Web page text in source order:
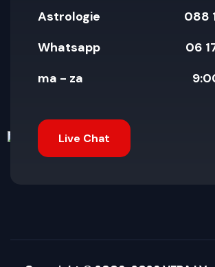
Astrologie
088
Whatsapp
06
ma - za
Live Chat